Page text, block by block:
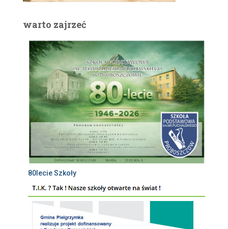
warto zajrzeć
80lecie Szkoły